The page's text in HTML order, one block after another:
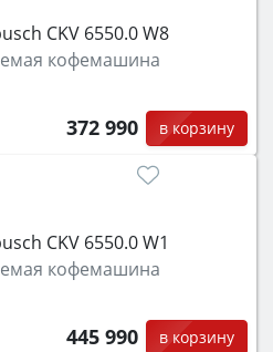
CKV 6550.0 W8
кофемашина
372 990 в корзину
CKV 6550.0 W1
кофемашина
445 990 в корзину